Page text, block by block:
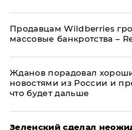
Продавцам Wildberries
массовые банкротства –
Жданов порадовал
новостями из России и
что будет дальше
Зеленский сделал